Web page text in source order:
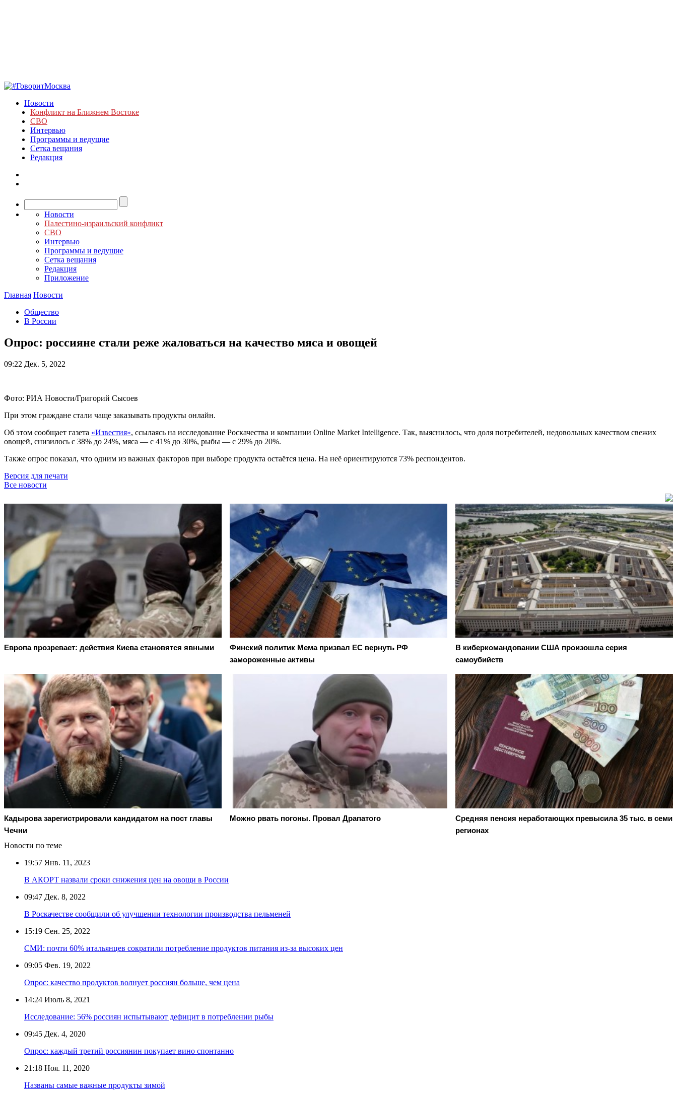
Новости
Конфликт на Ближнем Востоке
СВО
Интервью
Программы и ведущие
Сетка вещания
Редакция
Новости
Палестино-израильский конфликт
СВО
Интервью
Программы и ведущие
Сетка вещания
Редакция
Приложение
Главная Новости
Общество
В России
Опрос: россияне стали реже жаловаться на качество мяса и овощей
09:22 Дек. 5, 2022
Фото: РИА Новости/Григорий Сысоев
При этом граждане стали чаще заказывать продукты онлайн.
Об этом сообщает газета «Известия», ссылаясь на исследование Роскачества и компании Online Market Intelligence. Так, выяснилось, что доля потребителей, недовольных качеством свежих
овощей, снизилось с 38% до 24%, мяса — с 41% до 30%, рыбы — с 29% до 20%.
Также опрос показал, что одним из важных факторов при выборе продукта остаётся цена. На неё ориентируются 73% респондентов.
Версия для печати
Все новости
Европа прозревает: действия Киева становятся явными
Финский политик Мема призвал ЕС вернуть РФ
замороженные активы
В киберкомандовании США произошла серия
самоубийств
Кадырова зарегистрировали кандидатом на пост главы
Чечни
Можно рвать погоны. Провал Драпатого
Средняя пенсия неработающих превысила 35 тыс. в семи
регионах
Новости по теме
19:57 Янв. 11, 2023
В АКОРТ назвали сроки снижения цен на овощи в России
09:47 Дек. 8, 2022
В Роскачестве сообщили об улучшении технологии производства пельменей
15:19 Сен. 25, 2022
СМИ: почти 60% итальянцев сократили потребление продуктов питания из-за высоких цен
09:05 Фев. 19, 2022
Опрос: качество продуктов волнует россиян больше, чем цена
14:24 Июль 8, 2021
Исследование: 56% россиян испытывают дефицит в потреблении рыбы
09:45 Дек. 4, 2020
Опрос: каждый третий россиянин покупает вино спонтанно
21:18 Ноя. 11, 2020
Названы самые важные продукты зимой